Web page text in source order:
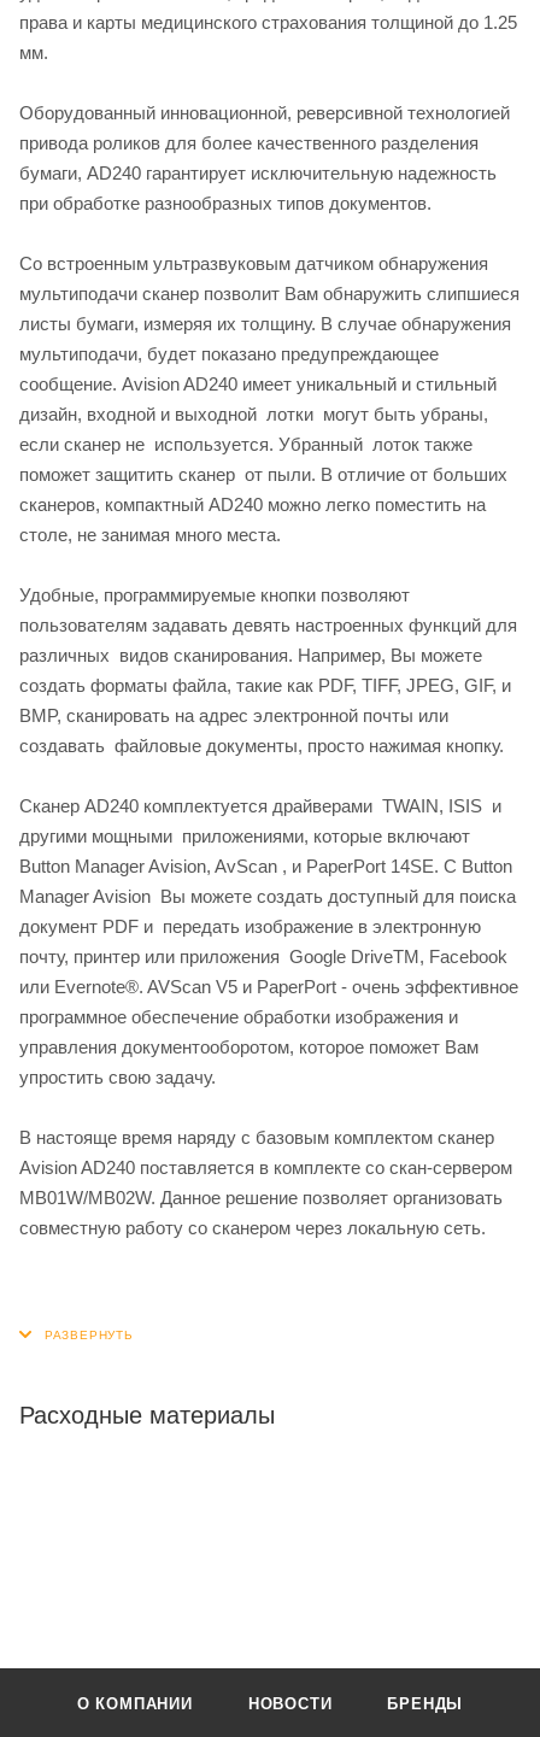
права и карты медицинского страхования толщиной до 1.25
мм.
Оборудованный инновационной, реверсивной технологией
привода роликов для более качественного разделения
бумаги, AD240 гарантирует исключительную надежность
при обработке разнообразных типов документов.
Со встроенным ультразвуковым датчиком обнаружения
мультиподачи сканер позволит Вам обнаружить слипшиеся
листы бумаги, измеряя их толщину. В случае обнаружения
мультиподачи, будет показано предупреждающее
сообщение. Avision AD240 имеет уникальный и стильный
дизайн, входной и выходной лотки могут быть убраны,
если сканер не используется. Убранный лоток также
поможет защитить сканер от пыли. В отличие от больших
сканеров, компактный AD240 можно легко поместить на
столе, не занимая много места.
Удобные, программируемые кнопки позволяют
пользователям задавать девять настроенных функций для
различных видов сканирования. Например, Вы можете
создать форматы файла, такие как PDF, TIFF, JPEG, GIF, и
BMP, сканировать на адрес электронной почты или
создавать файловые документы, просто нажимая кнопку.
Сканер AD240 комплектуется драйверами TWAIN, ISIS и
другими мощными приложениями, которые включают
Button Manager Avision, AvScan , и PaperPort 14SE. С Button
Manager Avision Вы можете создать доступный для поиска
документ PDF и передать изображение в электронную
почту, принтер или приложения Google DriveTM, Facebook
или Evernote®. AVScan V5 и PaperPort - очень эффективное
программное обеспечение обработки изображения и
управления документооборотом, которое поможет Вам
упростить свою задачу.
В настояще время наряду с базовым комплектом сканер
Avision AD240 поставляется в комплекте со скан-сервером
MB01W/MB02W. Данное решение позволяет организовать
совместную работу со сканером через локальную сеть.
Расходные материалы
О КОМПАНИИ НОВОСТИ БРЕНДЫ